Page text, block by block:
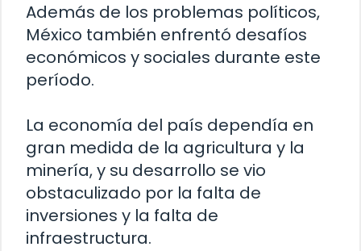
Además de los problemas políticos,
México también enfrentó desafíos
económicos y sociales durante este
período.
La economía del país dependía en
gran medida de la agricultura y la
minería, y su desarrollo se vio
obstaculizado por la falta de
inversiones y la falta de
infraestructura.